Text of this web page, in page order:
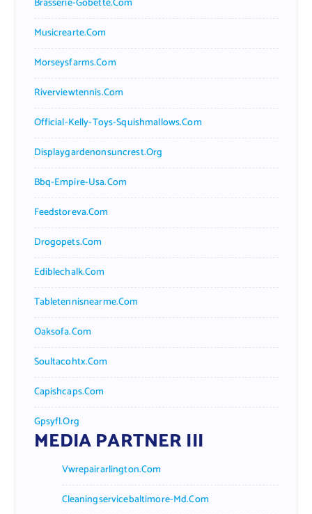
Musicrearte.com
Morseysfarms.com
Riverviewtennis.com
Official-Kelly-Toys-Squishmallows.com
Displaygardenonsuncrest.org
Bbq-Empire-Usa.com
Feedstoreva.com
Drogopets.com
Ediblechalk.com
Tabletennisnearme.com
Oaksofa.com
Soultacohtx.com
Capishcaps.com
Gpsyfl.org
MEDIA PARTNER III
Vwrepairarlington.com
Cleaningservicebaltimore-Md.com